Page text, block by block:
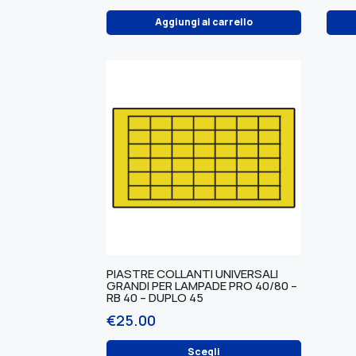
Aggiungi al carrello
PIASTRE COLLANTI UNIVERSALI
GRANDI PER LAMPADE PRO 40/80 –
RB 40 – DUPLO 45
€25.00
Scegli
Questo